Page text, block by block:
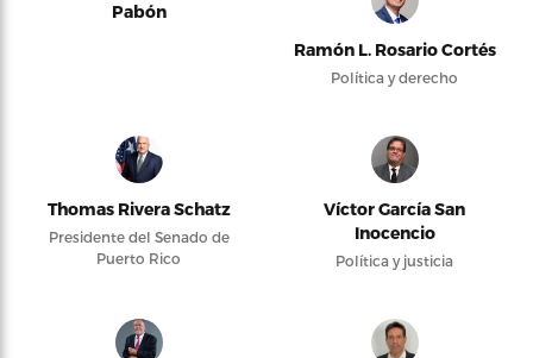
Pabón
Ramón L. Rosario Cortés
Política y derecho
Thomas Rivera Schatz
Presidente del Senado de
Puerto Rico
Víctor García San
Inocencio
Política y justicia